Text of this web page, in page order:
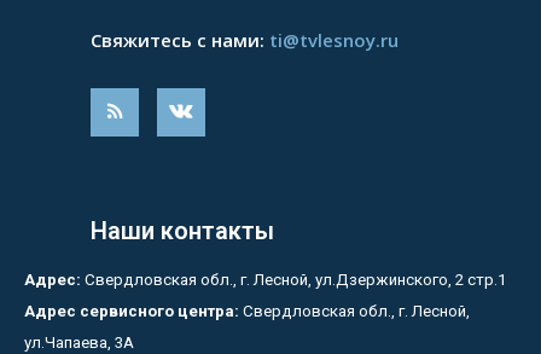
Свяжитесь с нами: ti@tvlesnoy.ru
Наши контакты
Адрес: Свердловская обл., г. Лесной, ул.Дзержинского, 2 стр.1
Адрес сервисного центра: Свердловская обл., г. Лесной,
ул.Чапаева, 3А